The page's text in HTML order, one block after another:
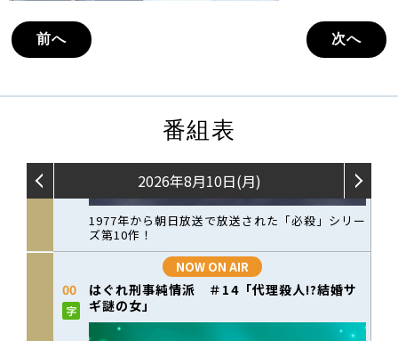
前へ 次へ
番組表